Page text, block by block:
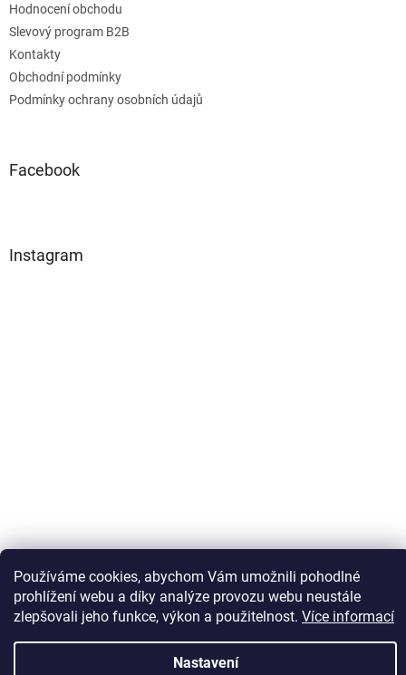
Používáme cookies, abychom Vám umožnili pohodlné
prohlížení webu a díky analýze provozu webu neustále
zlepšovali jeho funkce, výkon a použitelnost. Více informací
Nastavení
Hodnocení obchodu
Slevový program B2B
Kontakty
Obchodní podmínky
Podmínky ochrany osobních údajů
Facebook
Instagram
Sledovat na Instagramu
Vytvořil Shoptet